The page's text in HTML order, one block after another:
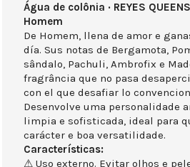
Água de colônia · REYES
Homem
De Homem, llena de amor e
día. Sus notas de Bergamota,
sândalo, Pachuli, Ambrofix e
fragrância que no pasa
con el que desafiar lo
Desenvolve uma personalidade
limpia e sofisticada, ideal para
carácter e boa versatilidade.
Características:
⚠ Uso externo. Evitar olhos e